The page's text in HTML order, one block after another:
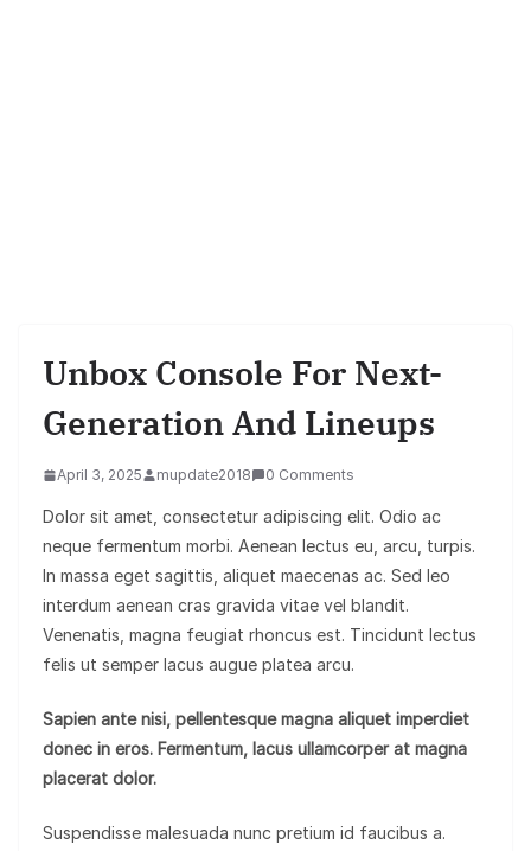
Unbox Console For Next-
Generation And Lineups
April 3, 2025 mupdate2018 0 Comments
Dolor sit amet, consectetur adipiscing elit. Odio ac
neque fermentum morbi. Aenean lectus eu, arcu, turpis.
In massa eget sagittis, aliquet maecenas ac. Sed leo
interdum aenean cras gravida vitae vel blandit.
Venenatis, magna feugiat rhoncus est. Tincidunt lectus
felis ut semper lacus augue platea arcu.
Sapien ante nisi, pellentesque magna aliquet imperdiet
donec in eros. Fermentum, lacus ullamcorper at magna
placerat dolor.
Suspendisse malesuada nunc pretium id faucibus a.